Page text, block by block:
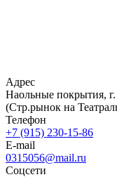
Адрес
Наольные покрытия,
(Стр.рынок на
Телефон
+7 (915) 230-15-86
E-mail
0315056@mail.ru
Соцсети